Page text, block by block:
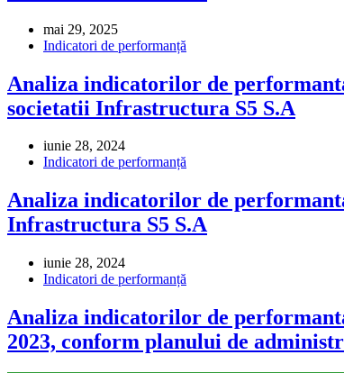
mai 29, 2025
Indicatori de performanță
Analiza indicatorilor de
societatii Infrastructura S5 S.A
iunie 28, 2024
Indicatori de performanță
Analiza indicatorilor de
Infrastructura S5 S.A
iunie 28, 2024
Indicatori de performanță
Analiza indicatorilor de
2023, conform planului de